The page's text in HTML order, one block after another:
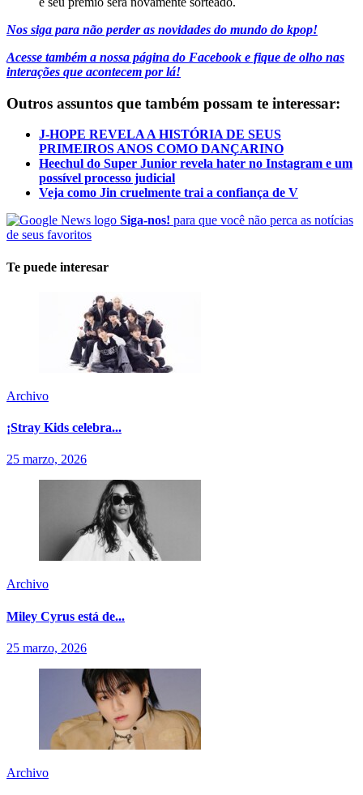
Nos siga para não perder as novidades do mundo do kpop!
Acesse também a nossa página do Facebook e fique de olho nas
interações que acontecem por lá!
Outros assuntos que também possam te interessar:
J-HOPE REVELA A HISTÓRIA DE SEUS
PRIMEIROS ANOS COMO DANÇARINO
Heechul do Super Junior revela hater no Instagram e um
possível processo judicial
Veja como Jin cruelmente trai a confiança de V
Siga-nos! para que você não perca as notícias
de seus favoritos
Te puede interesar
Archivo
¡Stray Kids celebra...
25 marzo, 2026
Archivo
Miley Cyrus está de...
25 marzo, 2026
Archivo